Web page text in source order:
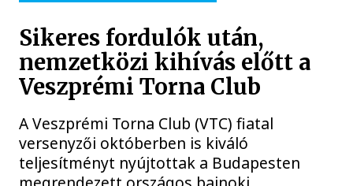
Sikeres fordulók után,
nemzetközi kihívás előtt a
Veszprémi Torna Club
A Veszprémi Torna Club (VTC) fiatal
versenyzői októberben is kiváló
teljesítményt nyújtottak a Budapesten